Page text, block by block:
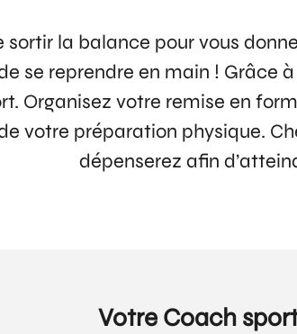
sortir la balance pour vous
se reprendre en main ! Grâce à
Organisez votre remise en
votre préparation physique.
dépenserez afin
Votre Coach